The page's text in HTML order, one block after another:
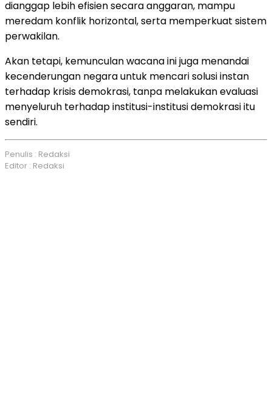
dianggap lebih efisien secara anggaran, mampu
meredam konflik horizontal, serta memperkuat sistem
perwakilan.
Akan tetapi, kemunculan wacana ini juga menandai
kecenderungan negara untuk mencari solusi instan
terhadap krisis demokrasi, tanpa melakukan evaluasi
menyeluruh terhadap institusi-institusi demokrasi itu
sendiri.
Penulis : Redaksi
Editor : Redaksi